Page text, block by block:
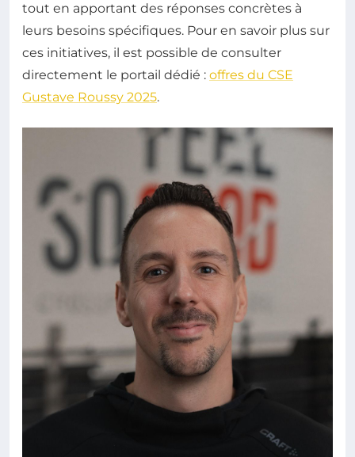
tout en apportant des réponses concrètes à
leurs besoins spécifiques. Pour en savoir plus sur
ces initiatives, il est possible de consulter
directement le portail dédié : offres du CSE
Gustave Roussy 2025.